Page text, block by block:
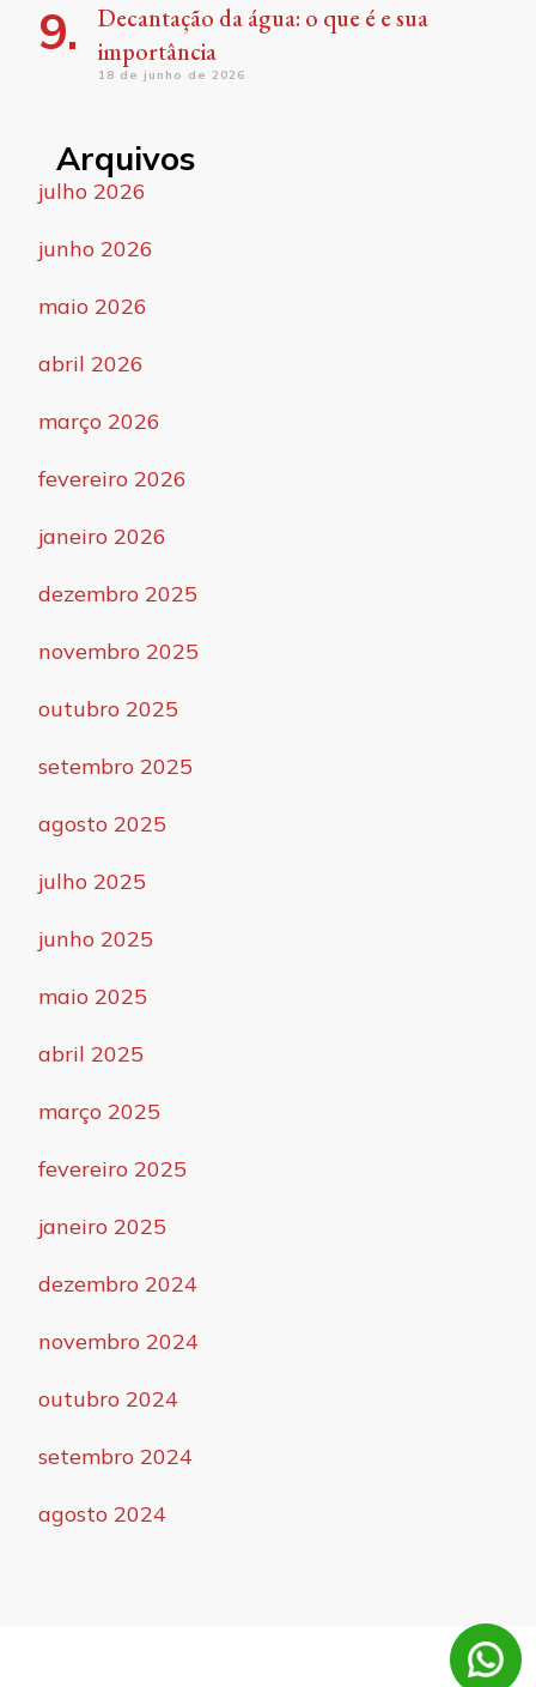
Decantação da água: o que é e sua
importância
18 de junho de 2026
Arquivos
julho 2026
junho 2026
maio 2026
abril 2026
março 2026
fevereiro 2026
janeiro 2026
dezembro 2025
novembro 2025
outubro 2025
setembro 2025
agosto 2025
julho 2025
junho 2025
maio 2025
abril 2025
março 2025
fevereiro 2025
janeiro 2025
dezembro 2024
novembro 2024
outubro 2024
setembro 2024
agosto 2024